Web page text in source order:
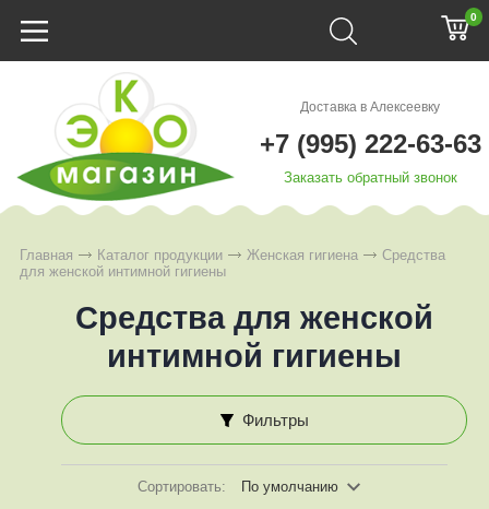
0
Доставка в Алексеевку
+7 (995) 222-63-63
Заказать обратный звонок
Главная Каталог продукции Женская гигиена
Средства
для женской интимной гигиены
Средства для женской
интимной гигиены
Фильтры
Сортировать:
По умолчанию